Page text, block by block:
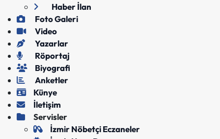
Haber İlan
Foto Galeri
Video
Yazarlar
Röportaj
Biyografi
Anketler
Künye
İletişim
Servisler
İzmir Nöbetçi Eczaneler